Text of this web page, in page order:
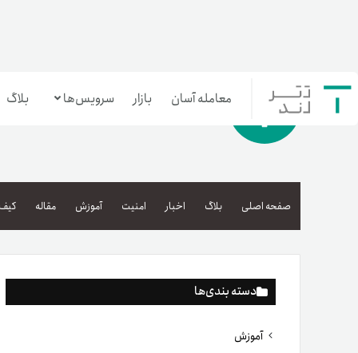
معامله آسان بازار سرویس‌ها
بازار تترلند
سرمایه‌گذاری آسان
بلاگ
صفحه اصلی بلاگ اخبار امنیت آموزش مقاله
دسته بندی‌ها
آموزش